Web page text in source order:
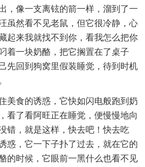
，像一支离铉的箭一样，溜到了一
虽然看不见老鼠，但它很冷静，心
起来我就找不到你，看我怎么把你
着一块奶酪，把它搁置在了桌子
先回到狗窝里假装睡觉，待到时机
美食的诱惑，它快如闪电般跑到奶
看了看阿旺正在睡觉，便慢慢地向
错，就是这样，快去吧！快去吃
惑，它一下子扑了过去，就在它的
的时候，它眼前一黑什么也看不见